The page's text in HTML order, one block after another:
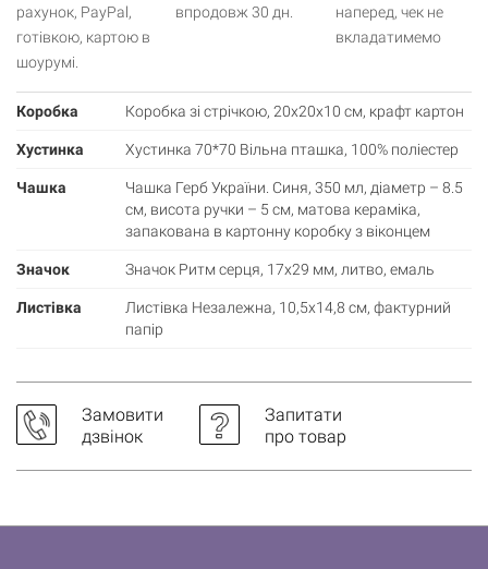
рахунок, PayPal,
готівкою, картою в
шоурумі.
впродовж 30 дн.
наперед, чек не
вкладатимемо
Коробка Коробка зі стрічкою, 20х20х10 см, крафт картон
Хустинка Хустинка 70*70 Вільна пташка, 100% поліестер
Чашка
Чашка Герб України. Синя, 350 мл, діаметр – 8.5
см, висота ручки – 5 см, матова кераміка,
запакована в картонну коробку з віконцем
Значок Значок Ритм серця, 17х29 мм, литво, емаль
Листівка
Листівка Незалежна, 10,5х14,8 см, фактурний
папір
Замовити
дзвінок
Запитати
про товар
Кошик порожній